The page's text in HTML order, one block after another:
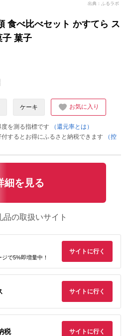
出典：ふるラボ
食べ比べセット かすてら ス
子 菓子
ケーキ お気に入り
を測る指標です
（還元率とは）
するとお得にふるさと納税できます
（控
細を見る
品の取扱いサイト
で5%即増量中！
サイトに行く
サイトに行く
税 サイトに行く